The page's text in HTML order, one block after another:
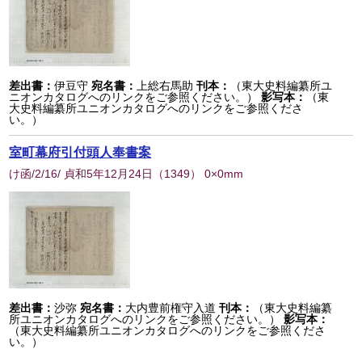
差出書：伊豆守 宛名書： 上総右馬助 刊本：
（東大史料編纂所ユ
ニオンカタログへのリンクをご参照ください。）
影写本：
（東
大史料編纂所ユニオンカタログへのリンクをご参照くださ
い。）
室町幕府引付頭人奉書案
け函/2/16/ 貞和5年12月24日 （1349） 0×0mm
差出書：沙弥 宛名書： 大内豊前権守入道 刊本：
（東大史料編纂
所ユニオンカタログへのリンクをご参照ください。）
影写本：
（東大史料編纂所ユニオンカタログへのリンクをご参照くださ
い。）